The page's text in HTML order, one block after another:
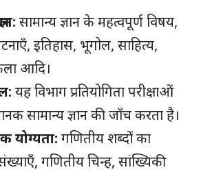
सामान्य ज्ञान के महत्वपूर्ण विषय,
इतिहास, भूगोल, साहित्य,
आदि।
यह विभाग प्रतियोगिता परीक्षाओं
सामान्य ज्ञान की जाँच करता है।
योग्यता: गणितीय शब्दों का
गणितीय चिन्ह, सांख्यिकी